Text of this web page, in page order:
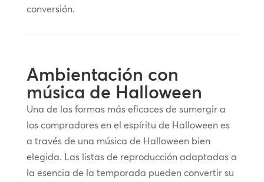
conversión.
Ambientación con
música de Halloween
Una de las formas más eficaces de sumergir a
los compradores en el espíritu de Halloween es
a través de una música de Halloween bien
elegida. Las listas de reproducción adaptadas a
la esencia de la temporada pueden convertir su